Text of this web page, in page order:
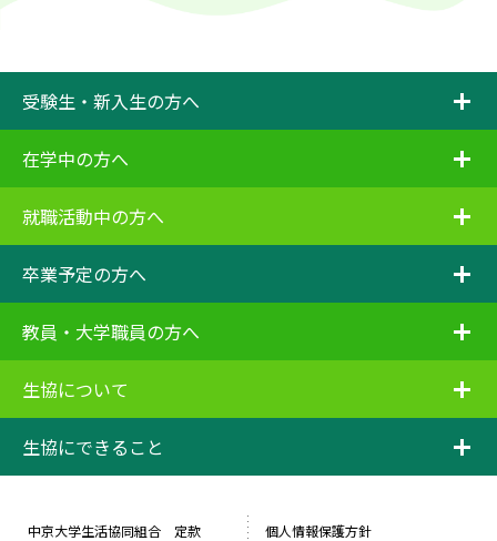
受験生・新入生の方へ
在学中の方へ
就職活動中の方へ
卒業予定の方へ
教員・大学職員の方へ
生協について
生協にできること
中京大学生活協同組合 定款 個人情報保護方針